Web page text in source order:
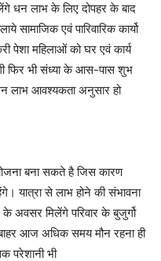
धन लाभ के लिए दोपहर के बाद
एवं पारिवारिक कार्यो
पेशा महिलाओं को घर एवं कार्य
फिर भी संध्या के आस-पास शुभ
लाभ आवश्यकता अनुसार हो
बना सकते है जिस कारण
यात्रा से लाभ होने की संभावना
अवसर मिलेंगे परिवार के बुजुर्गो
आज अधिक समय मौन रहना ही
परेशानी भी